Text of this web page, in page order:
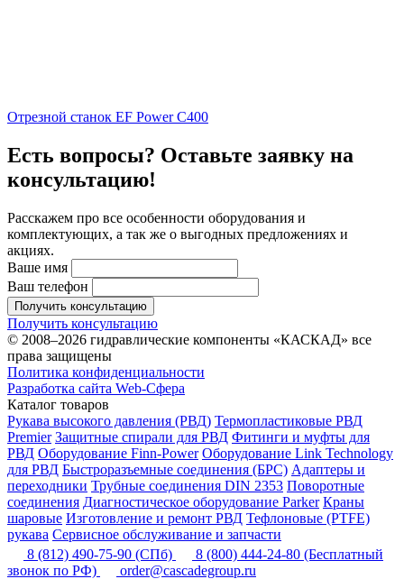
Отрезной станок EF Power C400
Есть вопросы? Оставьте заявку на
консультацию!
Расскажем про все особенности оборудования и
комплектующих, а так же о выгодных предложениях и
акциях.
Ваше имя
Ваш телефон
Получить консультацию
Получить консультацию
© 2008–2026 гидравлические компоненты «КАСКАД» все
права защищены
Политика конфиденциальности
Разработка сайта Web-Сфера
Каталог товаров
Рукава высокого давления (РВД) Термопластиковые РВД
Premier Защитные спирали для РВД Фитинги и муфты для
РВД Оборудование Finn-Power Оборудование Link Technology
для РВД Быстроразъемные соединения (БРС) Адаптеры и
переходники Трубные соединения DIN 2353 Поворотные
соединения Диагностическое оборудование Parker Краны
шаровые Изготовление и ремонт РВД Тефлоновые (PTFE)
рукава Сервисное обслуживание и запчасти
8 (812) 490-75-90 (СПб) 8 (800) 444-24-80 (Бесплатный
звонок по РФ)
order@cascadegroup.ru